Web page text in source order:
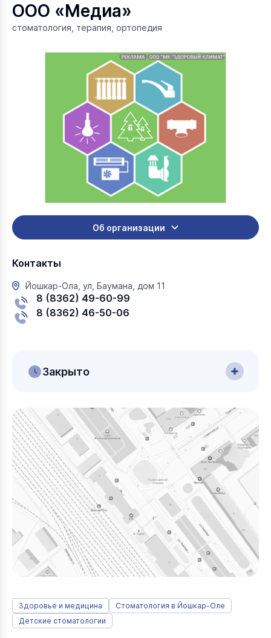
ООО «Медиа»
стоматология, терапия, ортопедия
Об организации
Контакты
Йошкар-Ола, ул, Баумана, дом 11
8 (8362) 49-60-99
8 (8362) 46-50-06
Закрыто
Здоровье и медицина
Стоматология в Йошкар-Оле
Детские стоматологии